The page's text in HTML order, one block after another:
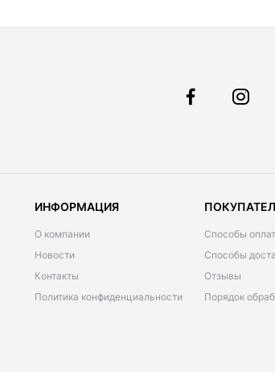
ИНФОРМАЦИЯ
О компании
Новости
Контакты
Политика конфиденциальности
Способы
Способы
Отзывы
Порядок